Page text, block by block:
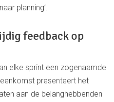
planning’.
feedback op
elke sprint een zogenaamde
presenteert het
aan de belanghebbenden